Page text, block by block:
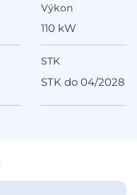
Výkon
110 kW
STK
STK do 04/2028